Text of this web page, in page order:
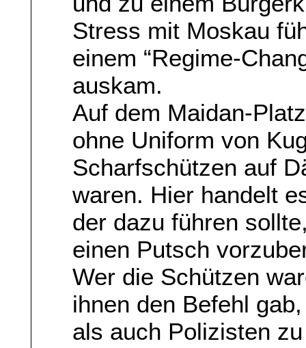
Stress mit Moskau
einem “Regime-
auskam.
Auf dem Maidan-
ohne Uniform von
Scharfschützen auf
waren. Hier handelt
der dazu führen
einen Putsch
Wer die Schützen
ihnen den Befehl
als auch Polizisten